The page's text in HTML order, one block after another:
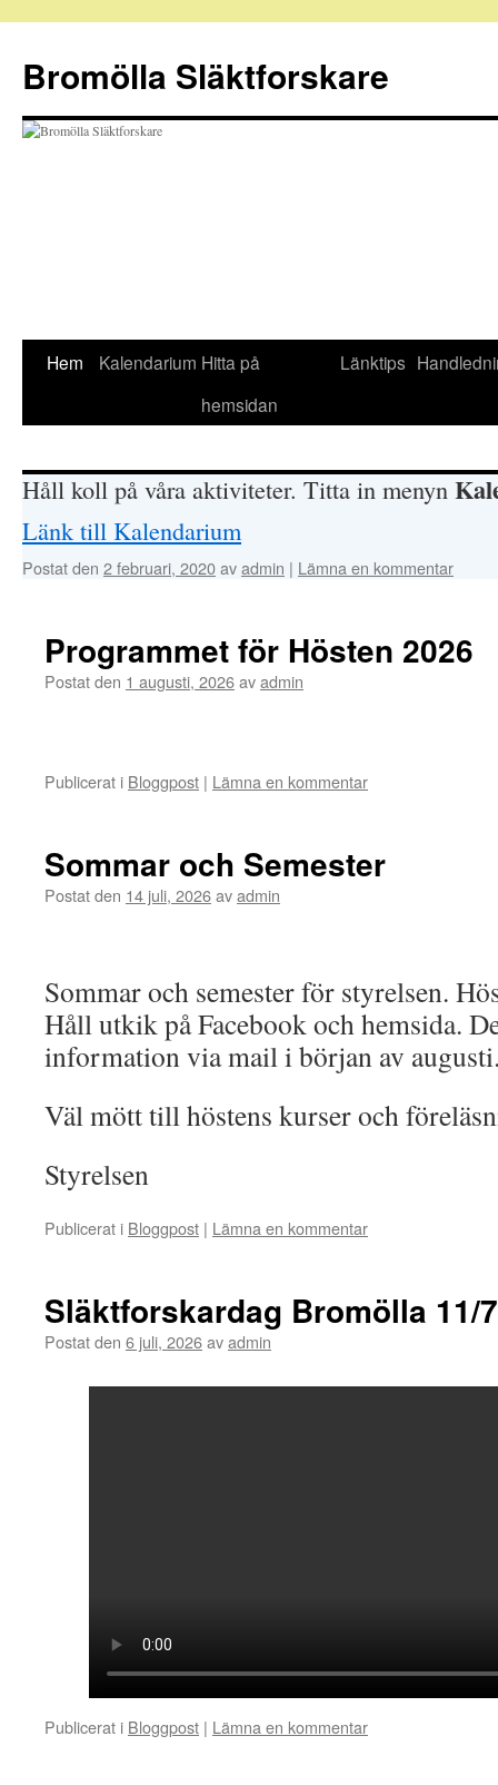
innehåll
Bromölla Släktforskare
Hem Kalendarium Hitta på
hemsidan
Länktips
Håll koll på våra aktiviteter. Titta in menyn
Länk till Kalendarium
Postat den 2 februari, 2020avadmin | Lämna en kommentar
Programmet för Hösten 2026
Postat den 1 augusti, 2026avadmin
Publicerat i Bloggpost | Lämna en kommentar
Sommar och Semester
Postat den 14 juli, 2026avadmin
Sommar och semester för styrelsen.
Håll utkik på Facebook och hemsida.
information via mail i början av
Väl mött till höstens kurser och
Styrelsen
Publicerat i Bloggpost | Lämna en kommentar
Släktforskardag Bromölla 11/7
Postat den 6 juli, 2026avadmin
Publicerat i Bloggpost | Lämna en kommentar